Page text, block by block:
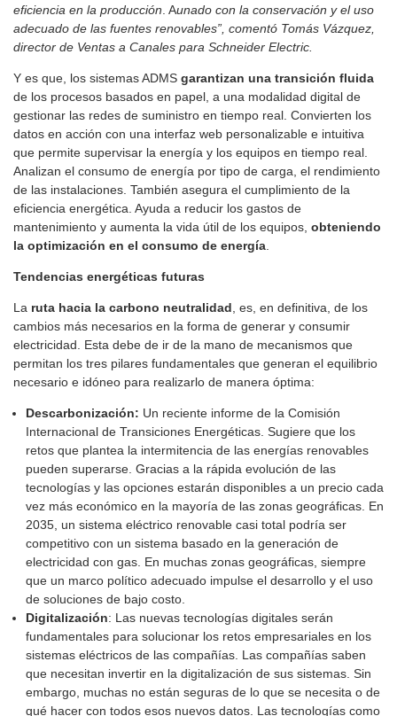
eficiencia en la producción . Aunado con la conservación y el uso
adecuado de las fuentes renovables”, comentó Tomás Vázquez,
director de Ventas a Canales para Schneider Electric.
Y es que, los sistemas ADMS garantizan una transición fluida
de los procesos basados en papel, a una modalidad digital de
gestionar las redes de suministro en tiempo real. Convierten los
datos en acción con una interfaz web personalizable e intuitiva
que permite supervisar la energía y los equipos en tiempo real.
Analizan el consumo de energía por tipo de carga, el rendimiento
de las instalaciones. También asegura el cumplimiento de la
eficiencia energética. Ayuda a reducir los gastos de
mantenimiento y aumenta la vida útil de los equipos, obteniendo
la optimización en el consumo de energía
Tendencias energéticas futuras
La ruta hacia la carbono neutralidad , es, en definitiva, de los
cambios más necesarios en la forma de generar y consumir
electricidad. Esta debe de ir de la mano de mecanismos que
permitan los tres pilares fundamentales que generan el equilibrio
necesario e idóneo para realizarlo de manera óptima:
Descarbonización: Un reciente informe de la Comisión
Internacional de Transiciones Energéticas. Sugiere que los
retos que plantea la intermitencia de las energías renovables
pueden superarse. Gracias a la rápida evolución de las
tecnologías y las opciones estarán disponibles a un precio cada
vez más económico en la mayoría de las zonas geográficas. En
2035, un sistema eléctrico renovable casi total podría ser
competitivo con un sistema basado en la generación de
electricidad con gas. En muchas zonas geográficas, siempre
que un marco político adecuado impulse el desarrollo y el uso
de soluciones de bajo costo.
Digitalización: Las nuevas tecnologías digitales serán
fundamentales para solucionar los retos empresariales en los
sistemas eléctricos de las compañías. Las compañías saben
que necesitan invertir en la digitalización de sus sistemas. Sin
embargo, muchas no están seguras de lo que se necesita o de
qué hacer con todos esos nuevos datos. Las tecnologías como